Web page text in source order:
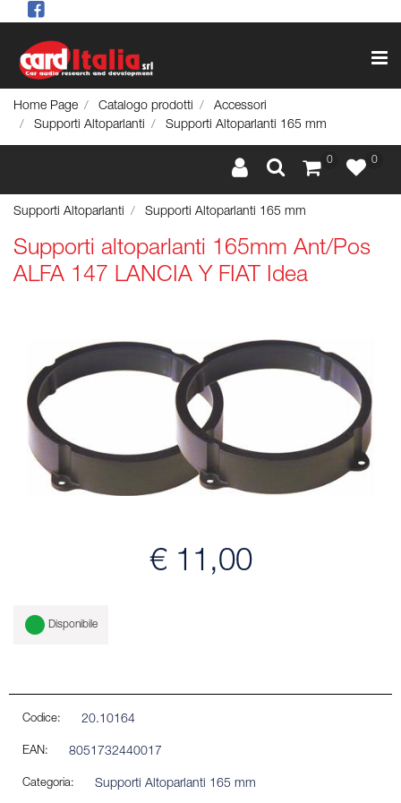
Home Page Catalogo prodotti
Accessori
Supporti Altoparlanti
Supporti Altoparlanti 165 mm
0 0
Supporti Altoparlanti Supporti Altoparlanti 165 mm
Supporti altoparlanti 165mm Ant/Pos
ALFA 147 LANCIA Y FIAT Idea
€ 11,00
Disponibile
Codice: 20.10164
EAN: 8051732440017
Categoria: Supporti Altoparlanti 165 mm